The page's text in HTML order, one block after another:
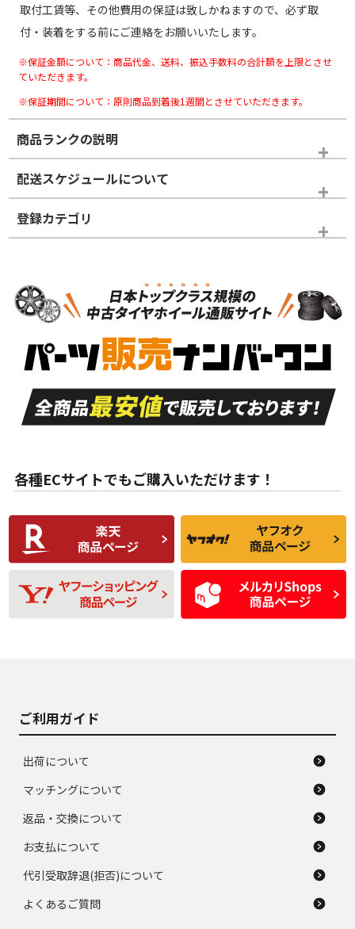
取付工賃等、その他費用の保証は致しかねますので、必ず取
付・装着をする前にご連絡をお願いいたします。
※保証金額について：商品代金、送料、振込手数料の合計額を上限とさせ
ていただきます。
※保証期間について：原則商品到着後1週間とさせていただきます。
商品ランクの説明
※商品ランクは出品者の主観により判断しておりますので、あら
かじめご了承ください。
ホイールランク
S
品）
S
新車外し品（新古
付き
A
走行距離も少なく、
目立つ傷もほとんど
ない中古品
A
走行距離も少なく、
非常に状態の良い中
古品
な中古品
んどない中古品
C
比較的きれいな中古
品
C
られるが、使用に問
題のない中古品
D
使用感や目立つ傷が
あり、一般的な中古
品
D
残り溝も少なく、偏
磨耗がみられ、短期
間使用できるくらい
の中古品
配送スケジュールについて
登録カテゴリ
スタッドレスタイヤホイールセット
各種ECサイトでもご購入いただけます！
ご利用ガイド
出荷について
マッチングについて
返品・交換について
お支払について
代引受取辞退(拒否)について
よくあるご質問